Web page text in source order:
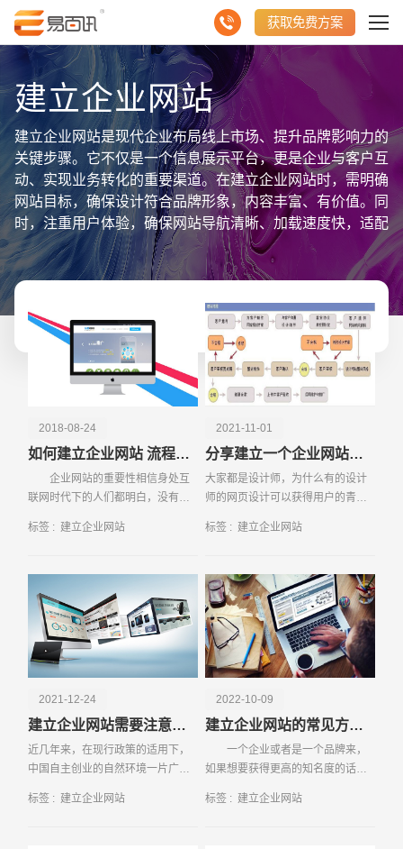
获取免费方案
建立企业网站
建立企业网站是现代企业布局线上市场、提升品牌影响力的
关键步骤。它不仅是一个信息展示平台，更是企业与客户互
动、实现业务转化的重要渠道。在建立企业网站时，需明确
网站目标，确保设计符合品牌形象，内容丰富、有价值。同
时，注重用户体验，确保网站导航清晰、加载速度快，适配
各种设备和浏览器。利用聚合数据信息，如用户行为分析、
访问量统计等，可以指导网站优化，提升用户留存率和转化
率。此外，考虑网站的安全性，部署SSL证书，保护用户数
据安全。综上所述，建立企业网站是一个涉及策划、设计、
技术、数据分析等多方面的综合性项目。通过持续优化和创
新，企业可以打造出既美观又实用的网站，助力品牌成长和
业务拓展。
2018-08-24
如何建立企业网站 流程有哪些
企业网站的重要性相信身处互
联网时代下的人们都明白，没有属
品和服务，企业想要迅速的发展起
标签 : 建立企业网站
2021-11-01
分享建立一个企业网站的教程
大家都是设计师，为什么有的设计
师的网页设计可以获得用户的青
一个大家经常谈到的问题。同一个
的同时也要体现出自己的
标签 : 建立企业网站
2021-12-24
建立企业网站需要注意这些事项
近几年来，在现行政策的适用下，
中国自主创业的自然环境一片广
一线城市，但随着经营成本的提高
标签 : 建立企业网站
2022-10-09
建立企业网站的常见方法介绍
一个企业或者是一个品牌来，
如果想要获得更高的知名度的话，
的网站。因为现在已经成为了网络
标签 : 建立企业网站
请输入您的公司名称 名字